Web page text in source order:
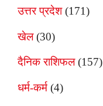
उत्तर प्रदेश(171)
खेल(30)
दैनिक राशिफल(157)
धर्म-कर्म (4)